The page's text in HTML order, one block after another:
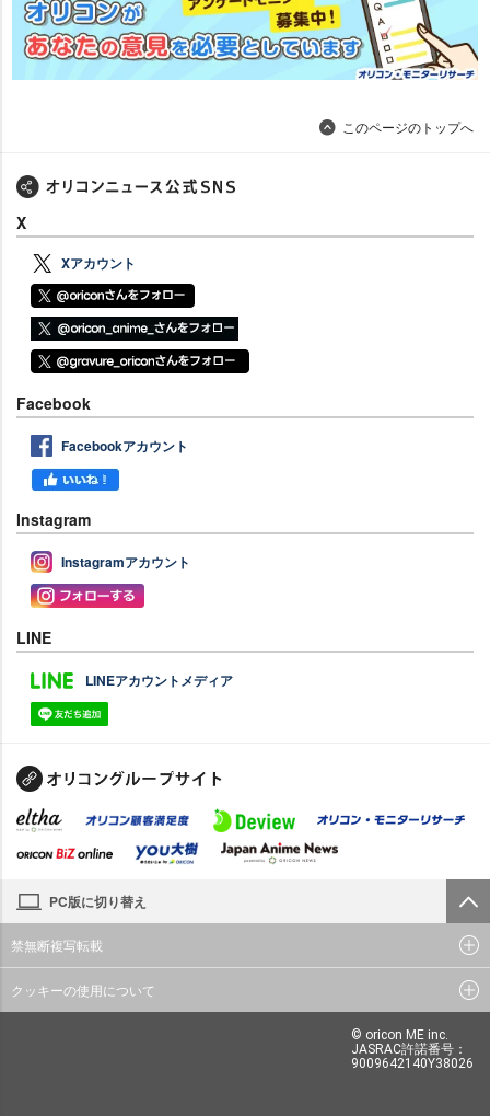
このページのトップへ
X
Xアカウント
Facebook
Facebookアカウント
Instagram
Instagramアカウント
LINE
LINEアカウントメディア
PC版に切り替え
禁無断複写転載
クッキーの使用について
© oricon ME inc.
JASRAC許諾番号：
9009642140Y38026